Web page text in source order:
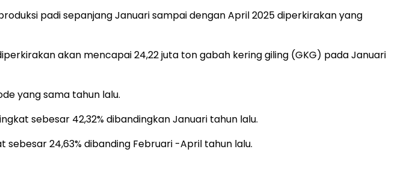
padi sepanjang Januari sampai dengan April 2025 diperkirakan yang
akan mencapai 24,22 juta ton gabah kering giling (GKG) pada Januari
yang sama tahun lalu.
sebesar 42,32% dibandingkan Januari tahun lalu.
24,63% dibanding Februari -April tahun lalu.